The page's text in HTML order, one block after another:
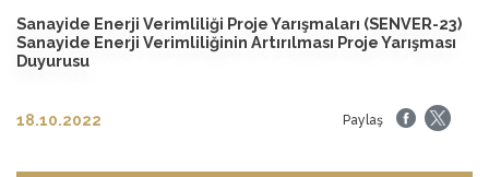
Sanayide Enerji Verimliliği Proje Yarışmaları (SENVER-23)
Sanayide Enerji Verimliliğinin Artırılması Proje Yarışması
Duyurusu
18.10.2022 Paylaş